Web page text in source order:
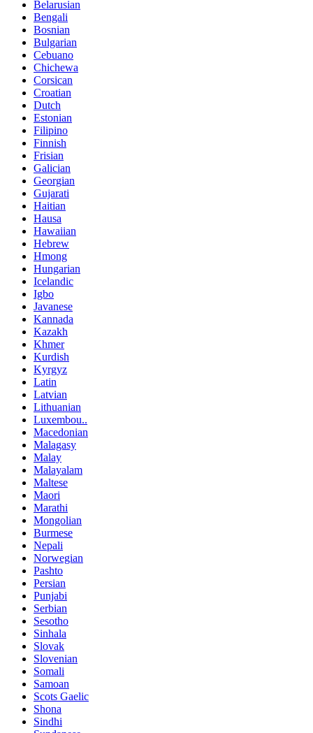
Belarusian
Bengali
Bosnian
Bulgarian
Cebuano
Chichewa
Corsican
Croatian
Dutch
Estonian
Filipino
Finnish
Frisian
Galician
Georgian
Gujarati
Haitian
Hausa
Hawaiian
Hebrew
Hmong
Hungarian
Icelandic
Igbo
Javanese
Kannada
Kazakh
Khmer
Kurdish
Kyrgyz
Latin
Latvian
Lithuanian
Luxembou..
Macedonian
Malagasy
Malay
Malayalam
Maltese
Maori
Marathi
Mongolian
Burmese
Nepali
Norwegian
Pashto
Persian
Punjabi
Serbian
Sesotho
Sinhala
Slovak
Slovenian
Somali
Samoan
Scots Gaelic
Shona
Sindhi